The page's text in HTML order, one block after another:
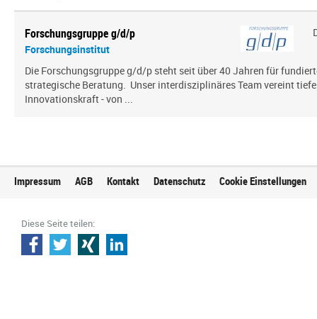
Forschungsgruppe g/d/p
Forschungsinstitut
Die Forschungsgruppe g/d/p steht seit über 40 Jahren für
strategische Beratung. Unser interdisziplinäres Team vereint
Innovationskraft - von ...
Impressum AGB Kontakt Datenschutz Cookie Einstellungen
Diese Seite teilen: